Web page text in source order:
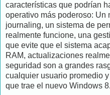
características que podrían
operativo más poderoso: Un
journaling, un sistema de
realmente funcione, una
que evite que el sistema
RAM, actualizaciones
seguridad son a grandes
cualquier usuario promedio
que trae el nuevo Windows 8.